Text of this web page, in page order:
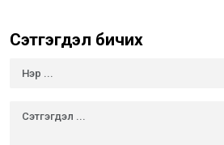
Сэтгэгдэл бичих